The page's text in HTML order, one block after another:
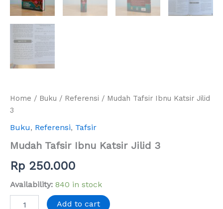
Home / Buku / Referensi / Mudah Tafsir Ibnu Katsir Jilid
3
Buku, Referensi, Tafsir
Mudah Tafsir Ibnu Katsir Jilid 3
Rp 250.000
Availability: 840 in stock
Add to cart